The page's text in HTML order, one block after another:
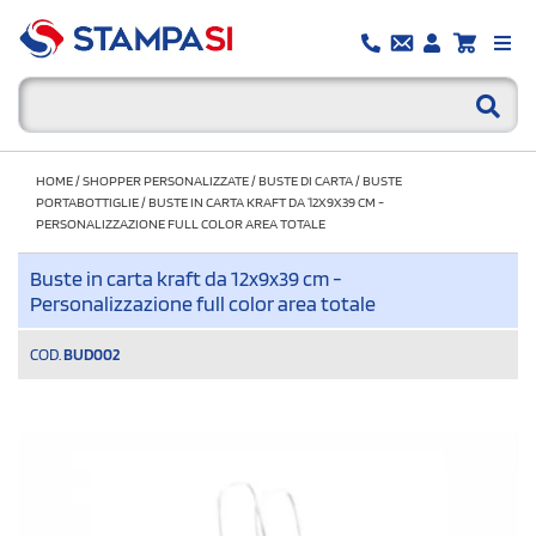
HOME/SHOPPER PERSONALIZZATE/BUSTE DI CARTA/BUSTE
PORTABOTTIGLIE/BUSTE IN CARTA KRAFT DA 12X9X39 CM -
PERSONALIZZAZIONE FULL COLOR AREA TOTALE
Buste in carta kraft da 12x9x39 cm -
Personalizzazione full color area totale
COD. BUD002